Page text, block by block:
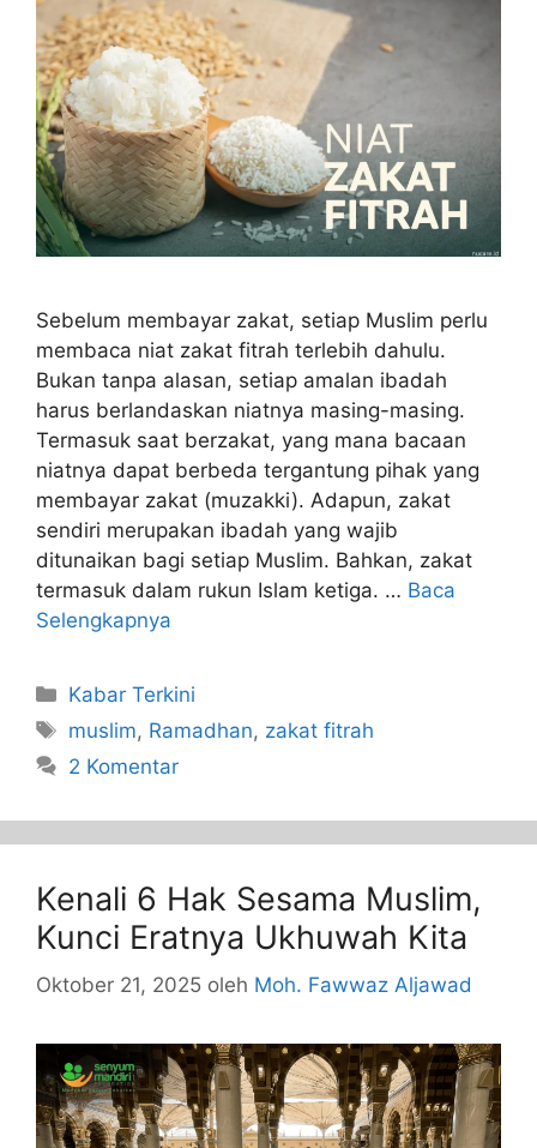
Sebelum membayar zakat, setiap Muslim perlu
membaca niat zakat fitrah terlebih dahulu.
Bukan tanpa alasan, setiap amalan ibadah
harus berlandaskan niatnya masing-masing.
Termasuk saat berzakat, yang mana bacaan
niatnya dapat berbeda tergantung pihak yang
membayar zakat (muzakki). Adapun, zakat
sendiri merupakan ibadah yang wajib
ditunaikan bagi setiap Muslim. Bahkan, zakat
termasuk dalam rukun Islam ketiga. … Baca
Selengkapnya
Kabar Terkini
muslim, Ramadhan, zakat fitrah
2 Komentar
Kenali 6 Hak Sesama Muslim,
Kunci Eratnya Ukhuwah Kita
Oktober 21, 2025 oleh Moh. Fawwaz Aljawad